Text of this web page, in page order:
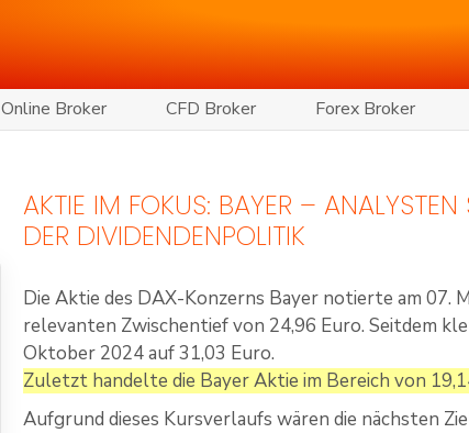
Online Broker CFD Broker Forex Broker
AKTIE IM FOKUS: BAYER –
DER DIVIDENDENPOLITIK
Die Aktie des DAX-Konzerns Bayer notierte am 07.
relevanten Zwischentief von 24,96 Euro. Seitdem
Oktober 2024 auf 31,03 Euro.
Zuletzt handelte die Bayer Aktie im Bereich von
Aufgrund dieses Kursverlaufs wären die nächsten